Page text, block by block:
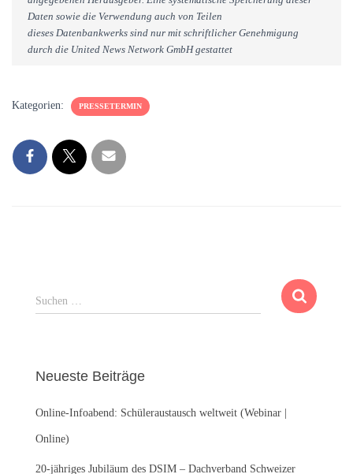
Daten sowie die Verwendung auch von Teilen
dieses Datenbankwerks sind nur mit schriftlicher Genehmigung
durch die United News Network GmbH gestattet
Kategorien: PRESSETERMIN
S
u
n
a
c
:
Suchen …
Neueste Beiträge
Online-Infoabend: Schüleraustausch weltweit (Webinar |
Online)
20-jähriges Jubiläum des DSIM – Dachverband Schweizer